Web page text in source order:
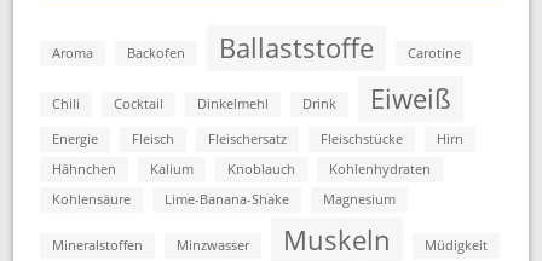
Aroma Backofen Ballaststoffe Carotine
Chili Cocktail Dinkelmehl Drink Eiweiß
Energie Fleisch Fleischersatz Fleischstücke
Hirn
Hähnchen
Kalium Knoblauch
Kohlenhydraten
Kohlensäure
Lime-Banana-Shake Magnesium
Mineralstoffen Minzwasser Muskeln Müdigkeit